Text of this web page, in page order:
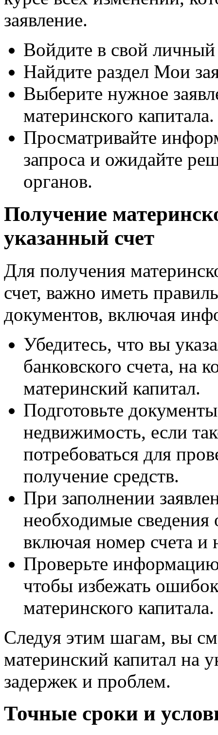
заявление.
Войдите в свой личный
Найдите раздел Мои
Выберите нужное
материнского капитала.
Просматривайте
запроса и ожидайте
органов.
Получение
указанный счет
Для получения
счет, важно иметь
документов, включая
Убедитесь, что вы
банковского счета, на
материнский капитал.
Подготовьте
недвижимость, если
потребоваться для
получение средств.
При заполнении
необходимые сведения
включая номер счета и
Проверьте
чтобы избежать
материнского капитала.
Следуя этим шагам, вы
материнский капитал на
задержек и проблем.
Точные сроки и